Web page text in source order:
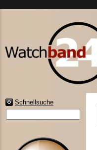
Schnellsuche